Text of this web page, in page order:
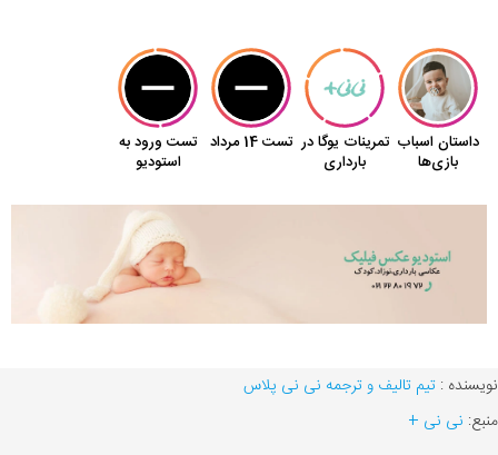
نویسنده : تیم تالیف و ترجمه نی نی پلاس
منبع: نی نی +